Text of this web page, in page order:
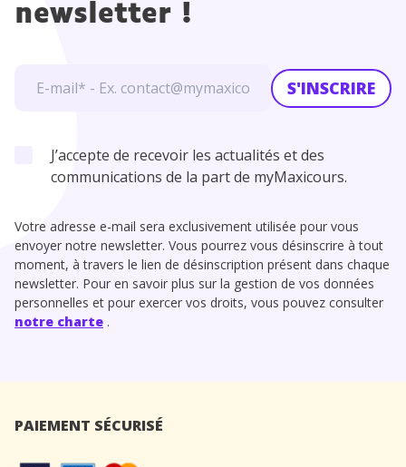
newsletter !
S'INSCRIRE
J’accepte de recevoir les actualités et des
communications de la part de myMaxicours.
Votre adresse e-mail sera exclusivement utilisée pour vous
envoyer notre newsletter. Vous pourrez vous désinscrire à tout
moment, à travers le lien de désinscription présent dans chaque
newsletter. Pour en savoir plus sur la gestion de vos données
personnelles et pour exercer vos droits, vous pouvez consulter
notre charte .
PAIEMENT SÉCURISÉ